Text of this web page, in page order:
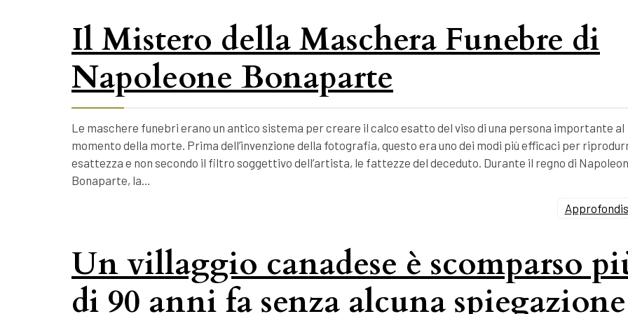
Il Mistero della Maschera Funebre di
Napoleone Bonaparte
Le maschere funebri erano un antico sistema per creare il calco esatto del viso di una persona importante al
momento della morte. Prima dell’invenzione della fotografia, questo era uno dei modi più efficaci per
esattezza e non secondo il filtro soggettivo dell’artista, le fattezze del deceduto. Durante il regno di
Bonaparte, la…
Un villaggio canadese è scomparso
di 90 anni fa senza alcuna